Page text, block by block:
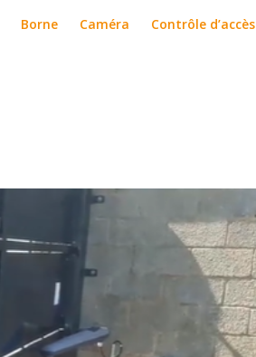
Borne Caméra Contrôle d’accès